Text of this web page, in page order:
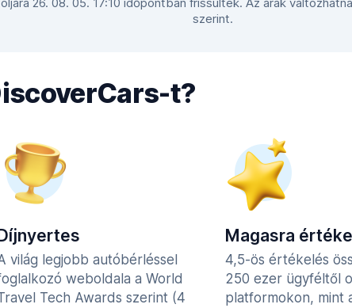
szerint.
t?
világ legjobb autóbérléssel
weboldala a World
Tech Awards szerint (4
Magasra
4,5-ös értékelés
250 ezer ügyféltől
platformokon, mint